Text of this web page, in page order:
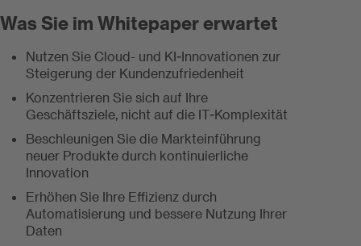
Was Sie im Whitepaper erwartet
Nutzen Sie Cloud- und KI-Innovationen zur
Steigerung der Kundenzufriedenheit
Konzentrieren Sie sich auf Ihre
Geschäftsziele, nicht auf die IT-Komplexität
Beschleunigen Sie die Markteinführung
neuer Produkte durch kontinuierliche
Innovation
Erhöhen Sie Ihre Effizienz durch
Automatisierung und bessere Nutzung Ihrer
Daten